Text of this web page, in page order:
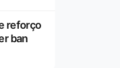
reforço
ban